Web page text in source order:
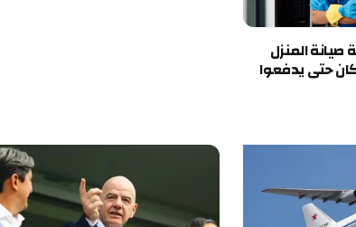
يدفعوا